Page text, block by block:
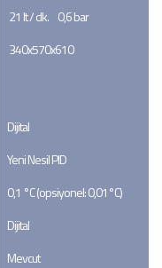
21 lt / dk.     0,6 bar
340x570x610
Dijital
Yeni Nesil PID
0,1 °C (opsiyonel: 0,01°C)
Dijital
Mevcut